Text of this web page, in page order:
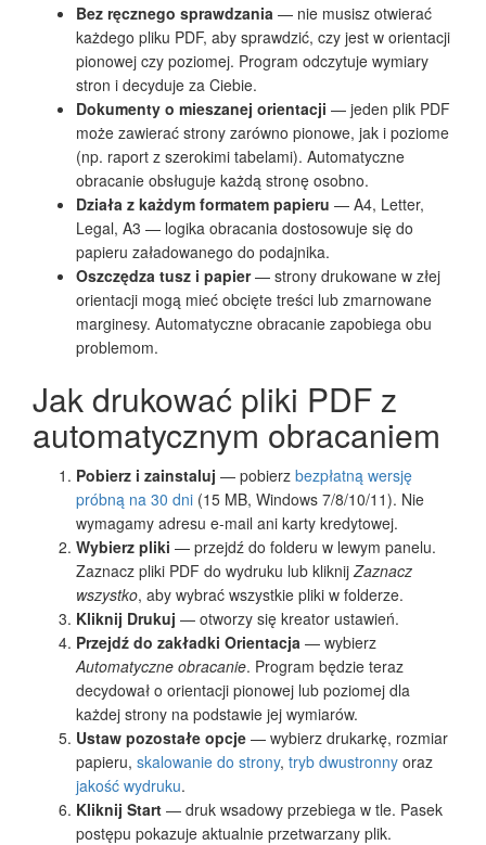
Bez ręcznego sprawdzania — nie musisz otwierać
każdego pliku PDF, aby sprawdzić, czy jest w orientacji
pionowej czy poziomej. Program odczytuje wymiary
stron i decyduje za Ciebie.
Dokumenty o mieszanej orientacji — jeden plik PDF
może zawierać strony zarówno pionowe, jak i poziome
(np. raport z szerokimi tabelami). Automatyczne
obracanie obsługuje każdą stronę osobno.
Działa z każdym formatem papieru — A4, Letter,
Legal, A3 — logika obracania dostosowuje się do
papieru załadowanego do podajnika.
Oszczędza tusz i papier— strony drukowane w złej
orientacji mogą mieć obcięte treści lub zmarnowane
marginesy. Automatyczne obracanie zapobiega obu
problemom.
Jak drukować pliki PDF z
automatycznym obracaniem
Pobierz i zainstaluj — pobierz bezpłatną wersję
próbną na 30 dni (15 MB, Windows 7/8/10/11). Nie
wymagamy adresu e-mail ani karty kredytowej.
Wybierz pliki — przejdź do folderu w lewym panelu.
Zaznacz pliki PDF do wydruku lub kliknij Zaznacz
wszystko, aby wybrać wszystkie pliki w folderze.
Kliknij Drukuj — otworzy się kreator ustawień.
Przejdź do zakładki Orientacja — wybierz
Automatyczne obracanie. Program będzie teraz
decydował o orientacji pionowej lub poziomej dla
każdej strony na podstawie jej wymiarów.
Ustaw pozostałe opcje — wybierz drukarkę, rozmiar
papieru, skalowanie do strony, tryb dwustronny oraz
jakość wydruku.
Kliknij Start — druk wsadowy przebiega w tle. Pasek
postępu pokazuje aktualnie przetwarzany plik.